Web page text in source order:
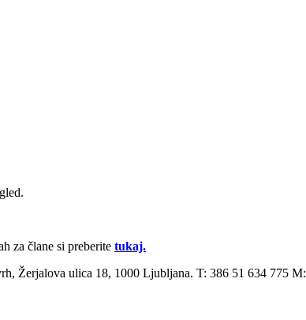
za člane si pre­berite tukaj.
Žerjalova ulica 18, 1000 Ljubljana. T: 386 51 634 775 M: